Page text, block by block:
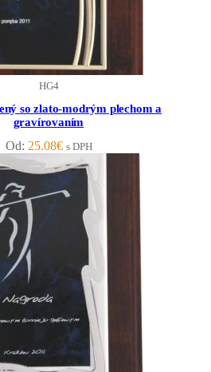
HG4
so zlato-modrým plechom a
gravírovaním
Od: 25.08€ s DPH